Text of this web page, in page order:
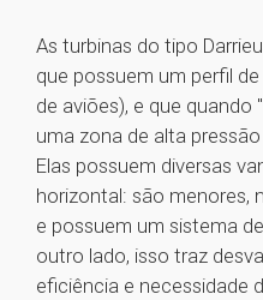
As turbinas do tipo
que possuem um perfil
de aviões), e que
uma zona de alta
Elas possuem diversas
horizontal: são menores,
e possuem um sistema
outro lado, isso traz
eficiência e necessidade